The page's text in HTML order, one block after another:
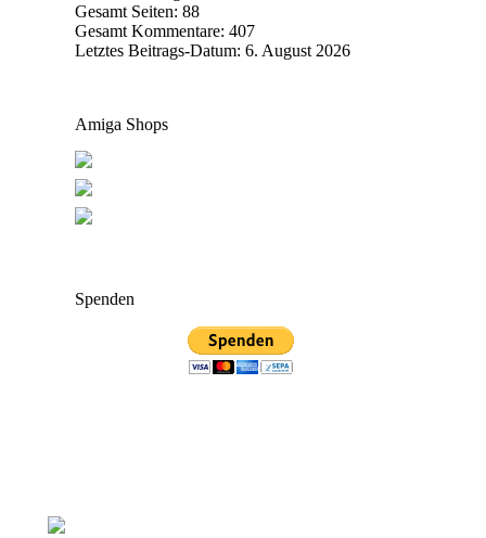
Gesamt Seiten: 88
Gesamt Kommentare: 407
Letztes Beitrags-Datum: 6. August 2026
Amiga Shops
Spenden